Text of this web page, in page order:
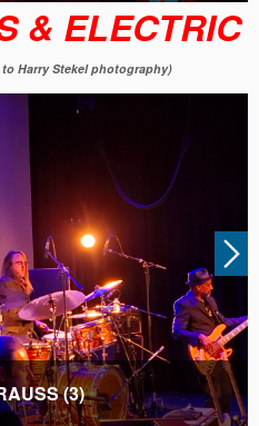
& ELECTRIC
Harry Stekel photography)
(20)